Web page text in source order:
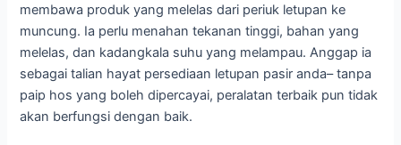
membawa produk yang melelas dari periuk letupan ke
muncung. Ia perlu menahan tekanan tinggi, bahan yang
melelas, dan kadangkala suhu yang melampau. Anggap ia
sebagai talian hayat persediaan letupan pasir anda– tanpa
paip hos yang boleh dipercayai, peralatan terbaik pun tidak
akan berfungsi dengan baik.